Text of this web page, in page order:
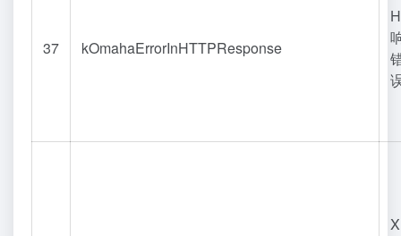
37 kOmahaErrorInHTTPResponse